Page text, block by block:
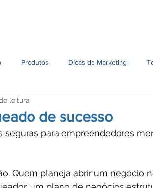
Produtos Dicas de Marketing
de sucesso
leitura
seguras para empreendedores
Quem planeja abrir um negócio